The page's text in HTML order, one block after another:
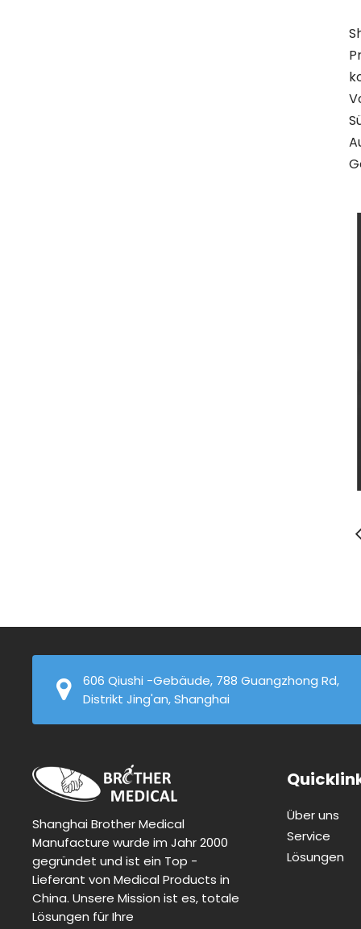
606 Qiushi -Gebäude, 788 Guangzhong Rd,
Distrikt Jing'an, Shanghai
Shanghai Brother Medical
Manufacture wurde im Jahr 2000
gegründet und ist ein Top -
Lieferant von Medical Products in
China. Unsere Mission ist es, totale
Lösungen für Ihre
Über uns
Service
Lösungen